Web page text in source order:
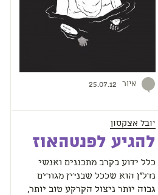
איור 25.07.12
יובל אצקסון
להגיע לפנטהאוז
כלל ידוע בקרב מתכננים ואנשי
נדל"ן הוא שככל שבניין מגורים
גבוה יותר ניצול הקרקע טוב יותר,